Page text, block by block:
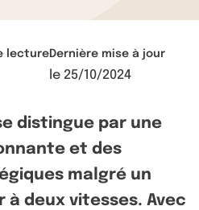
lectureDernière mise à jour
le 25/10/2024
distingue par une
et des
malgré un
à deux vitesses. Avec